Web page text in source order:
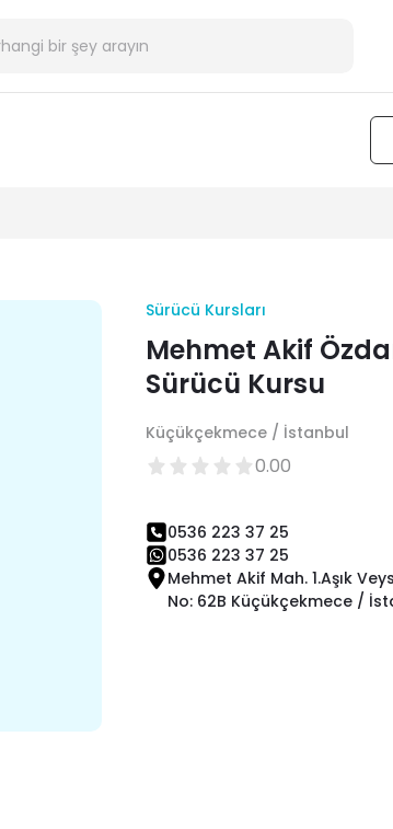
Sürücü Kursları
Mehmet Akif
Sürücü Kursu
Küçükçekmece / İstanbul
0.00
0536 223 37 25
0536 223 37 25
Mehmet Akif Mah. 1.Aşık
No: 62B Küçükçekmece /